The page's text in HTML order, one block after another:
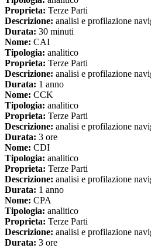
Proprieta: Terze Parti
Descrizione: analisi e profilazione
Durata: 30 minuti
Nome: CAI
Tipologia: analitico
Proprieta: Terze Parti
Descrizione: analisi e profilazione
Durata: 1 anno
Nome: CCK
Tipologia: analitico
Proprieta: Terze Parti
Descrizione: analisi e profilazione
Durata: 3 ore
Nome: CDI
Tipologia: analitico
Proprieta: Terze Parti
Descrizione: analisi e profilazione
Durata: 1 anno
Nome: CPA
Tipologia: analitico
Proprieta: Terze Parti
Descrizione: analisi e profilazione
Durata: 3 ore